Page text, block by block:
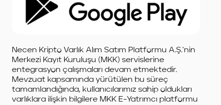
Necen Kripto Varlık Alım Satım Platformu A.Ş.'nin
Merkezi Kayıt Kuruluşu (MKK) servislerine
entegrasyon çalışmaları devam etmektedir.
Mevzuat kapsamında yürütülen bu süreç
tamamlandığında, kullanıcılarımız sahip oldukları
varlıklara ilişkin bilgilere MKK E-Yatrımcı platformu